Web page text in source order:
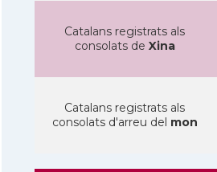
Catalans registrats als
consolats de Xina
Catalans registrats als
consolats d'arreu del mon